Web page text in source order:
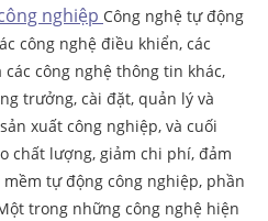
nghiệp Công nghệ tự động
công nghệ điều khiển, các
công nghệ thông tin khác,
trưởng, cài đặt, quản lý và
xuất công nghiệp, và cuối
chất lượng, giảm chi phí, đảm
tự động công nghiệp, phần
trong những công nghệ hiện